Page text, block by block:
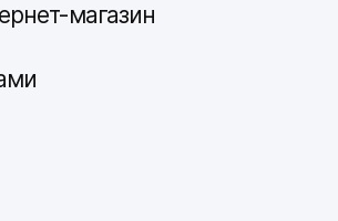
магазин